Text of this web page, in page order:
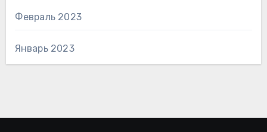
Февраль 2023
Январь 2023